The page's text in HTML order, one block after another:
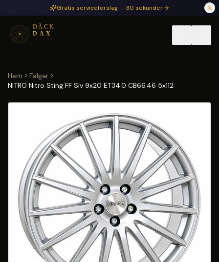
Hoppa till huvudinnehållGratis serviceförslag — 30 sekunder
Hem
Fälgar
NITRO Nitro Sting FF Slv 9x20 ET34.0 CB66.46 5x112